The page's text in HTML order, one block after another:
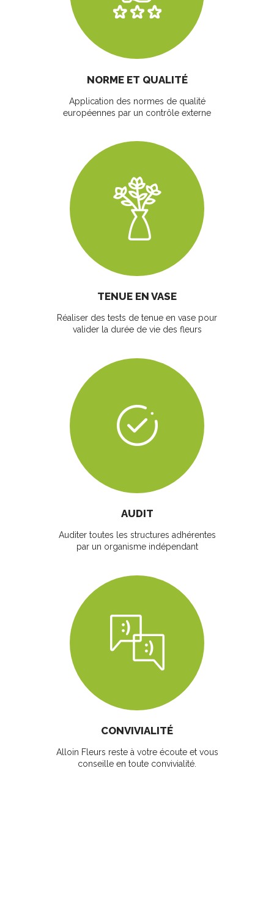
NORME ET QUALITÉ
Application des normes de qualité
européennes par un contrôle externe
TENUE EN VASE
Réaliser des tests de tenue en vase pour
valider la durée de vie des fleurs
AUDIT
Auditer toutes les structures adhérentes
par un organisme indépendant
CONVIVIALITÉ
Alloin Fleurs reste à votre écoute et vous
conseille en toute convivialité.